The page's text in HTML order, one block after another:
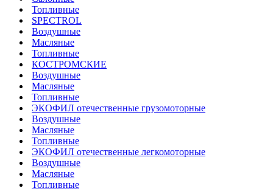
Топливные
SPECTROL
Воздушные
Масляные
Топливные
КОСТРОМСКИЕ
Воздушные
Масляные
Топливные
ЭКОФИЛ отечественные грузомоторные
Воздушные
Масляные
Топливные
ЭКОФИЛ отечественные легкомоторные
Воздушные
Масляные
Топливные